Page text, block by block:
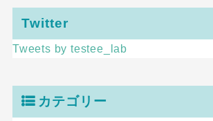
Twitter
Tweets by testee_lab
カテゴリー